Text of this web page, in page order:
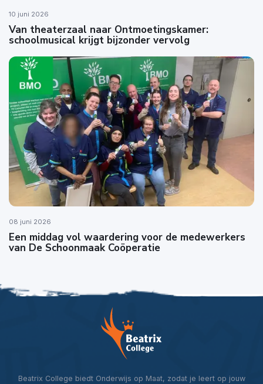
10 juni 2026
Van theaterzaal naar Ontmoetingskamer:
schoolmusical krijgt bijzonder vervolg
08 juni 2026
Een middag vol waardering voor de medewerkers
van De Schoonmaak Coöperatie
Beatrix College biedt Onderwijs op Maat, zodat je leert op jouw